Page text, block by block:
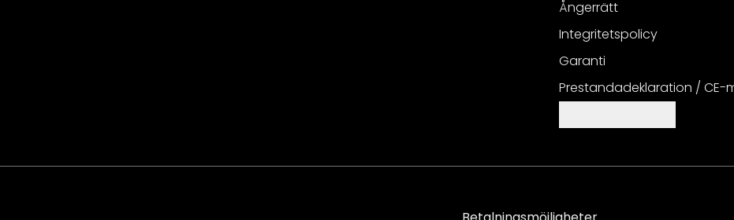
Ångerrätt
Integritetspolicy
Garanti
Prestandadeklaration / CE-